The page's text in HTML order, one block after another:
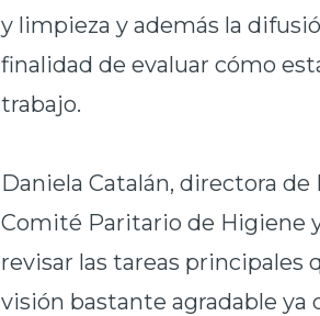
y limpieza y además la
finalidad de evaluar cómo
trabajo.
DanielaCatalán, directora
Comité Paritario de Higiene
revisar las tareas principales
visión bastante agradable ya